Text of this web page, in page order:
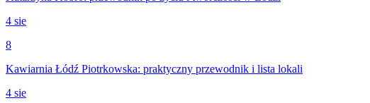
4 sie
8
Kawiarnia Łódź Piotrkowska: praktyczny przewodnik i lista lokali
4 sie